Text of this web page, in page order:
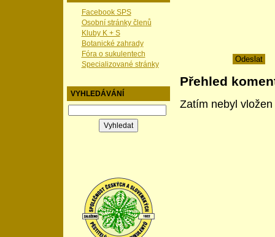
Facebook SPS
Osobní stránky členů
Kluby K + S
Botanické zahrady
Fóra o sukulentech
Specializované stránky
VYHLEDÁVÁNÍ
Přehled
Zatím nebyl